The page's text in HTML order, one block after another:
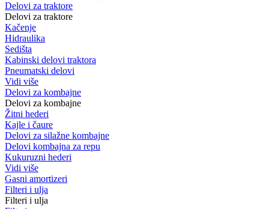
Delovi za traktore
Delovi za traktore
Kačenje
Hidraulika
Sedišta
Kabinski delovi traktora
Pneumatski delovi
Vidi više
Delovi za kombajne
Delovi za kombajne
Žitni hederi
Kajle i čaure
Delovi za silažne kombajne
Delovi kombajna za repu
Kukuruzni hederi
Vidi više
Gasni amortizeri
Filteri i ulja
Filteri i ulja